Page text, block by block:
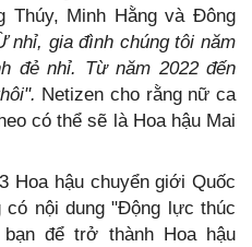
Thúy, Minh Hằng và Đông
nhỉ, gia đình chúng tôi năm
đẻ nhỉ. Từ năm 2022 đến
Netizen cho rằng nữ ca
có thể sẽ là Hoa hậu Mai
Hoa hậu chuyển giới Quốc
nội dung "Động lực thúc
để trở thành Hoa hậu